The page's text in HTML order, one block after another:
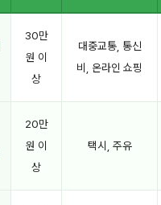
30만
원 이
상
대중교통, 통신
비, 온라인 쇼핑
20만
원 이
상
택시, 주유